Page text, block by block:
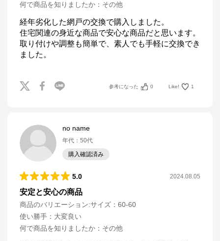
何で商品を知りましたか ： その他
経年劣化した網戸の交換で購入しました。
住宅関連の身近な商品で安心な商品だと思います。
取り付けや調整も簡単で、素人でも手軽に交換でき
ました。
参考になった 0 Like! 1
no name
年代 ： 50代
購入確認済み
5.0 2024.08.05
安定と安心の商品
商品のバリエーション:サイズ：60-60
使い勝手 ： 大変良い
何で商品を知りましたか ： その他